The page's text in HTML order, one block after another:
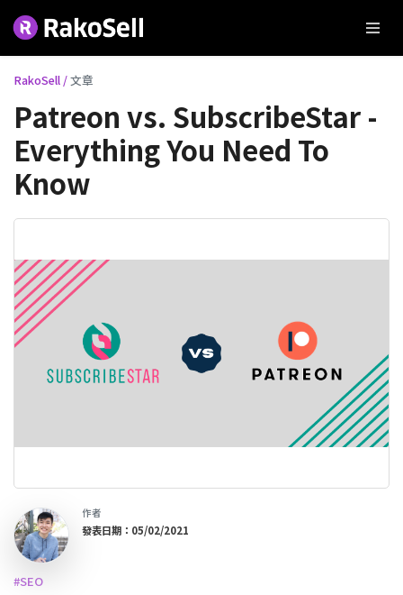
RakoSell /文章
Patreon vs. SubscribeStar -
Everything You Need To
Know
作者
發表日期：05/02/2021
#SEO